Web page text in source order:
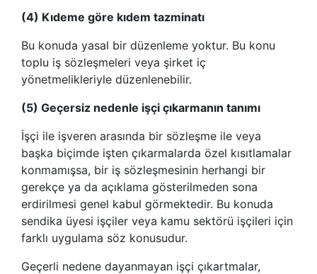
(4) Kıdeme göre kıdem tazminatı
Bu konuda yasal bir düzenleme yoktur. Bu konu
toplu iş sözleşmeleri veya şirket iç
yönetmelikleriyle düzenlenebilir.
(5) Geçersiz nedenle işçi çıkarmanın tanımı
İşçi ile işveren arasında bir sözleşme ile veya
başka biçimde işten çıkarmalarda özel kısıtlamalar
konmamışsa, bir iş sözleşmesinin herhangi bir
gerekçe ya da açıklama gösterilmeden sona
erdirilmesi genel kabul görmektedir. Bu konuda
sendika üyesi işçiler veya kamu sektörü işçileri için
farklı uygulama söz konusudur.
Geçerli nedene dayanmayan işçi çıkartmalar,